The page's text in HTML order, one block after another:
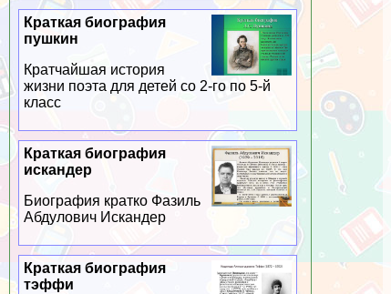
Краткая биография
пушкин
Кратчайшая история
жизни поэта для детей со 2-го по 5-й
класс
Краткая биография
искандер
Биография кратко Фазиль
Абдулович Искандер
Краткая биография
тэффи